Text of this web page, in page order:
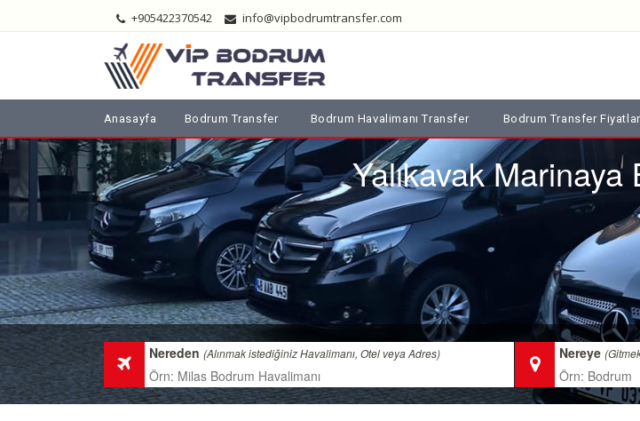
+905422370542 info@vipbodrumtransfer.com
Anasayfa Bodrum Transfer Bodrum Havalimanı Transfer Bodrum Transfer
Nereden(Alınmak istediğiniz Havalimanı, Otel veya Adres) Nereye
Yalıkavak